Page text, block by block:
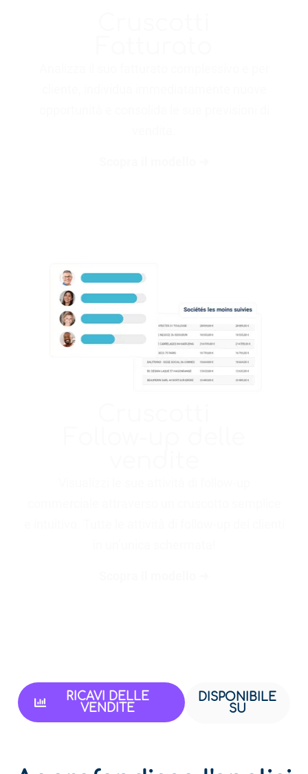
RICAVI DELLE
VENDITE
DISPONIBILE
SU